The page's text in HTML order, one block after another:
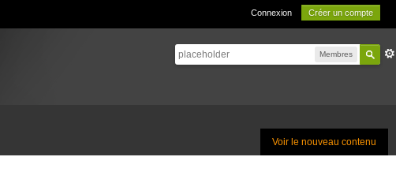
Connexion Créer un compte
Membres
Voir le nouveau contenu